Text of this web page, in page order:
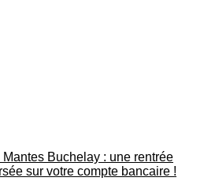
Buchelay : une rentrée
sur votre compte bancaire !